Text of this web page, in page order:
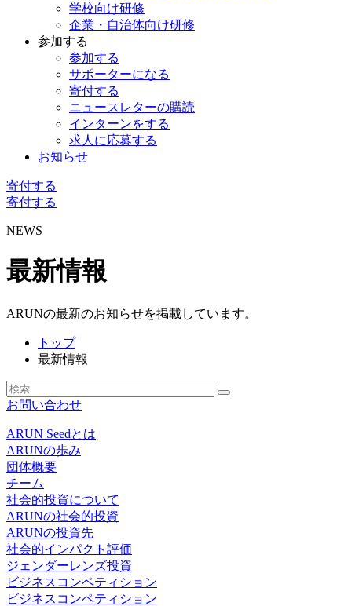
学校向け研修
企業・自治体向け研修
参加する
参加する
サポーターになる
寄付する
ニュースレターの購読
インターンをする
求人に応募する
お知らせ
寄付する
寄付する
NEWS
最新情報
ARUNの最新のお知らせを掲載しています。
トップ
最新情報
お問い合わせ
ARUN Seedとは
ARUNの歩み
団体概要
チーム
社会的投資について
ARUNの社会的投資
ARUNの投資先
社会的インパクト評価
ジェンダーレンズ投資
ビジネスコンペティション
ビジネスコンペティション